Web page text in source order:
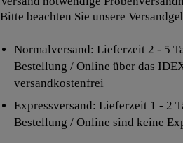
Bitte beachten Sie unsere
Normalversand: Lieferzeit 2 - 5
Bestellung / Online über das
versandkostenfrei
Expressversand: Lieferzeit 1 - 2
Bestellung / Online sind keine